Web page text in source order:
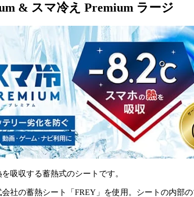
& スマ冷え Premium ラージ
吸収する蓄熱式のシートです。
社の蓄熱シート「FREY」を使用。シートの内部